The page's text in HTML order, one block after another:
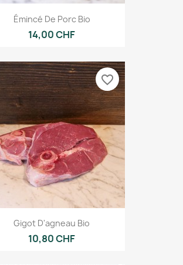
Émincé De Porc Bio
14,00 CHF
Gigot D'agneau Bio
10,80 CHF
favorite_border